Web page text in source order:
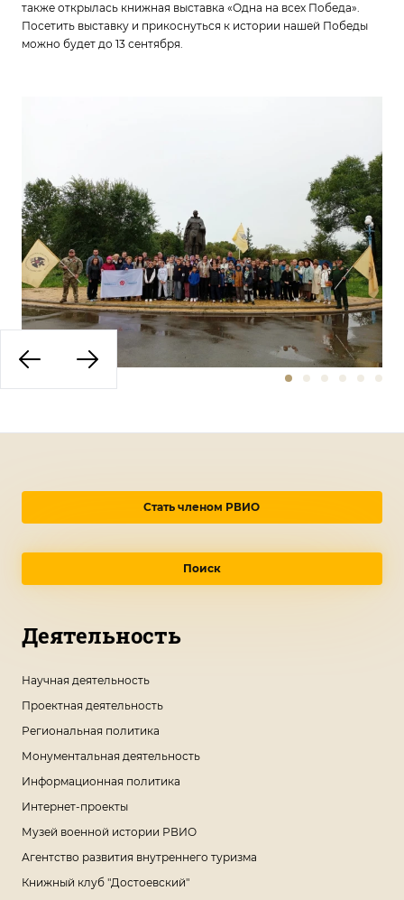
также открылась книжная выставка «Одна на всех Победа».
Посетить выставку и прикоснуться к истории нашей Победы
можно будет до 13 сентября.
Стать членом РВИО
Поиск
Деятельность
Научная деятельность
Проектная деятельность
Региональная политика
Монументальная деятельность
Информационная политика
Интернет-проекты
Музей военной истории РВИО
Агентство развития внутреннего туризма
Книжный клуб "Достоевский"